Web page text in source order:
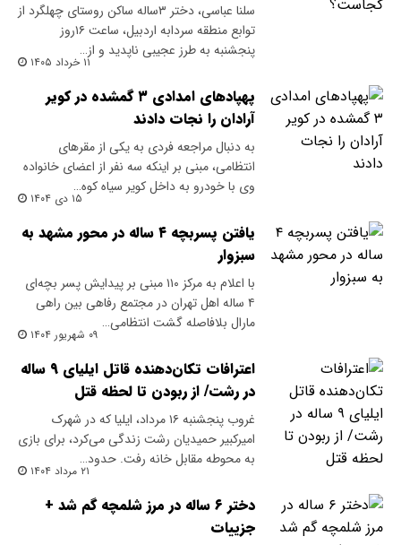
سلنا عباسی، دختر ۳ساله ساکن روستای چهلگرد از
توابع منطقه سردابه اردبیل، ساعت ۱۶روز
پنجشنبه به طرز عجیبی ناپدید و از…
۱۱ خرداد ۱۴۰۵
پهپاد‌های امدادی ۳ گمشده در کویر
آرادان را نجات دادند
به دنبال مراجعه فردی به یکی از مقرهای
انتظامی، مبنی بر اینکه سه نفر از اعضای خانواده
وی با خودرو به داخل کویر سیاه کوه…
۱۵ دی ۱۴۰۴
یافتن پسربچه ۴ ساله در محور مشهد به
سبزوار
با اعلام به مرکز ۱۱۰ مبنی بر پیدایش پسر بچه‌ای
۴ ساله اهل تهران در مجتمع رفاهی بین راهی
مارال بلافاصله گشت انتظامی…
۰۹ شهریور ۱۴۰۴
اعترافات تکان‌دهنده قاتل ایلیای ۹ ساله
در رشت/ از ربودن تا لحظه قتل
غروب پنجشنبه ۱۶ مرداد، ایلیا که در شهرک
امیرکبیر حمیدیان رشت زندگی می‌کرد، برای بازی
به محوطه مقابل خانه رفت. حدود…
۲۱ مرداد ۱۴۰۴
دختر ۶ ساله در مرز شلمچه گم شد +
جزییات